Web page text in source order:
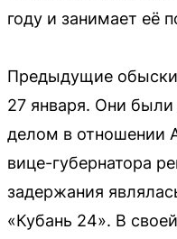
году и занимает её
Предыдущие
27 января. Они
делом в отношении
вице-губернатора
задержания
«Кубань 24». В